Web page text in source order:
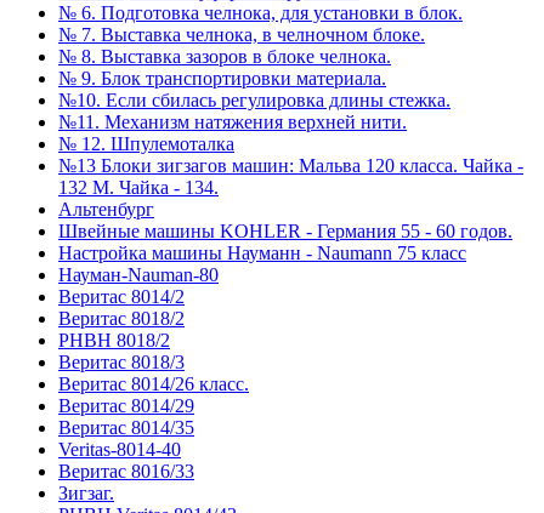
№ 6. Подготовка челнока, для установки в блок.
№ 7. Выставка челнока, в челночном блоке.
№ 8. Выставка зазоров в блоке челнока.
№ 9. Блок транспортировки материала.
№10. Если сбилась регулировка длины стежка.
№11. Механизм натяжения верхней нити.
№ 12. Шпулемоталка
№13 Блоки зигзагов машин: Мальва 120 класса. Чайка -
132 М. Чайка - 134.
Альтенбург
Швейные машины KOHLER - Германия 55 - 60 годов.
Настройка машины Науманн - Naumann 75 класс
Науман-Nauman-80
Веритас 8014/2
Веритас 8018/2
РНВН 8018/2
Веритас 8018/3
Веритас 8014/26 класс.
Веритас 8014/29
Веритас 8014/35
Veritas-8014-40
Веритас 8016/33
Зигзаг.